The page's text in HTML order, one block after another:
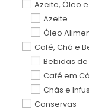
Azeite, Óleo
Azeite
Óleo
Café, Chá e
Bebidas
Café em
Chás e
Conservas